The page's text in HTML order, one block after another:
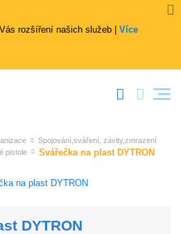
rozšíření našich služeb | Více
Spojování,sváření, závity,zmrazení
pistole
Svářečka na plast DYTRON
DYTRON